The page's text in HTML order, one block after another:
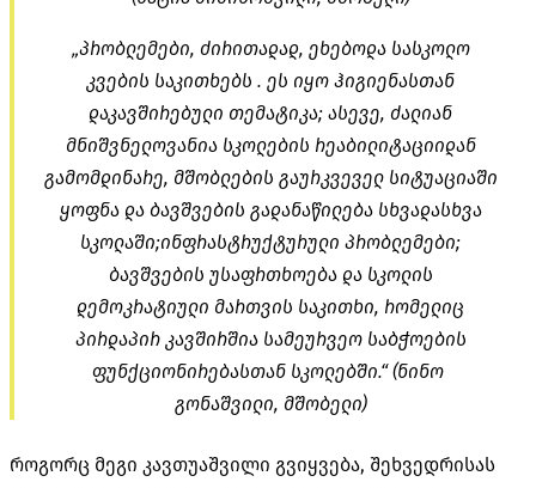
„პრობლემები, ძირითადად, ეხებოდა სასკოლო
კვების საკითხებს . ეს იყო ჰიგიენასთან
დაკავშირებული თემატიკა; ასევე, ძალიან
მნიშვნელოვანია სკოლების რეაბილიტაციიდან
გამომდინარე, მშობლების გაურკვეველ სიტუაციაში
ყოფნა და ბავშვების გადანაწილება სხვადასხვა
სკოლაში;ინფრასტრუქტურული პრობლემები;
ბავშვების უსაფრთხოება და სკოლის
დემოკრატიული მართვის საკითხი, რომელიც
პირდაპირ კავშირშია სამეურვეო საბჭოების
ფუნქციონირებასთან სკოლებში.“ (ნინო
გონაშვილი, მშობელი)
როგორც მეგი კავთუაშვილი გვიყვება, შეხვედრისას